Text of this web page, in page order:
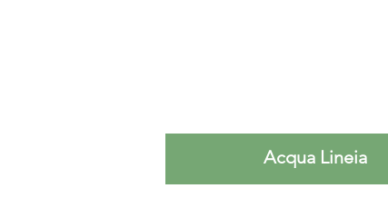
Acqua Lineia